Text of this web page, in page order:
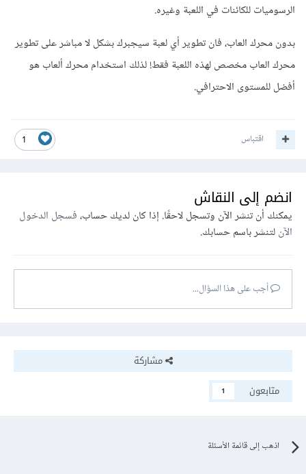
الرسوميات للكائنات في اللعبة وغيره.
بدون محرك العاب، فان تطوير أي لعبة سيجبرك بشكل لا مباشر على تطوير
محرك العاب مخصص لهذه اللعبة فقط! لذلك استخدام محرك ألعاب هو
أفضل للمستوى الاحترافي.
1 اقتباس
انضم إلى النقاش
يمكنك أن تنشر الآن وتسجل لاحقًا. إذا كان لديك حساب،فسجل الدخول
الآنلتنشر باسم حسابك.
أجب على هذا السؤال...
مشاركة
متابعون
1
اذهب إلى قائمة الأسئلة